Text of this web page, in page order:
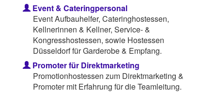
Event & Cateringpersonal
Event Aufbauhelfer, Cateringhostessen,
Kellnerinnen & Kellner, Service- &
Kongresshostessen, sowie Hostessen
Düsseldorf für Garderobe & Empfang.
Promoter für Direktmarketing
Promotionhostessen zum Direktmarketing &
Promoter mit Erfahrung für die Teamleitung.